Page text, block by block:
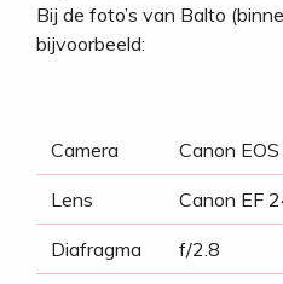
Bij de foto’s van Balto
bijvoorbeeld:
Camera Canon
Lens Canon EF
Diafragma f/2.8